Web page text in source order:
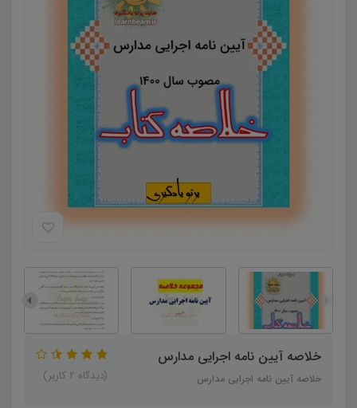
خلاصه آیین نامه اجرایی مدارس
خلاصه آیین نامه اجرایی مدارس (دیدگاه 2 کاربر)